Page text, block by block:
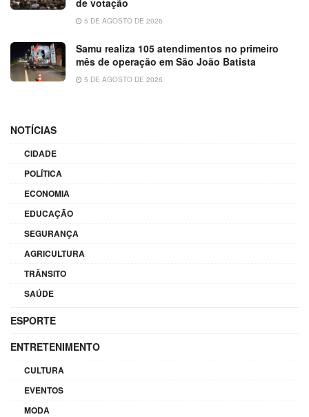
5 DE AGOSTO DE 2026
Samu realiza 105 atendimentos no primeiro
mês de operação em São João Batista
5 DE AGOSTO DE 2026
NOTÍCIAS
CIDADE
POLÍTICA
ECONOMIA
EDUCAÇÃO
SEGURANÇA
AGRICULTURA
TRÂNSITO
SAÚDE
ESPORTE
ENTRETENIMENTO
CULTURA
EVENTOS
MODA